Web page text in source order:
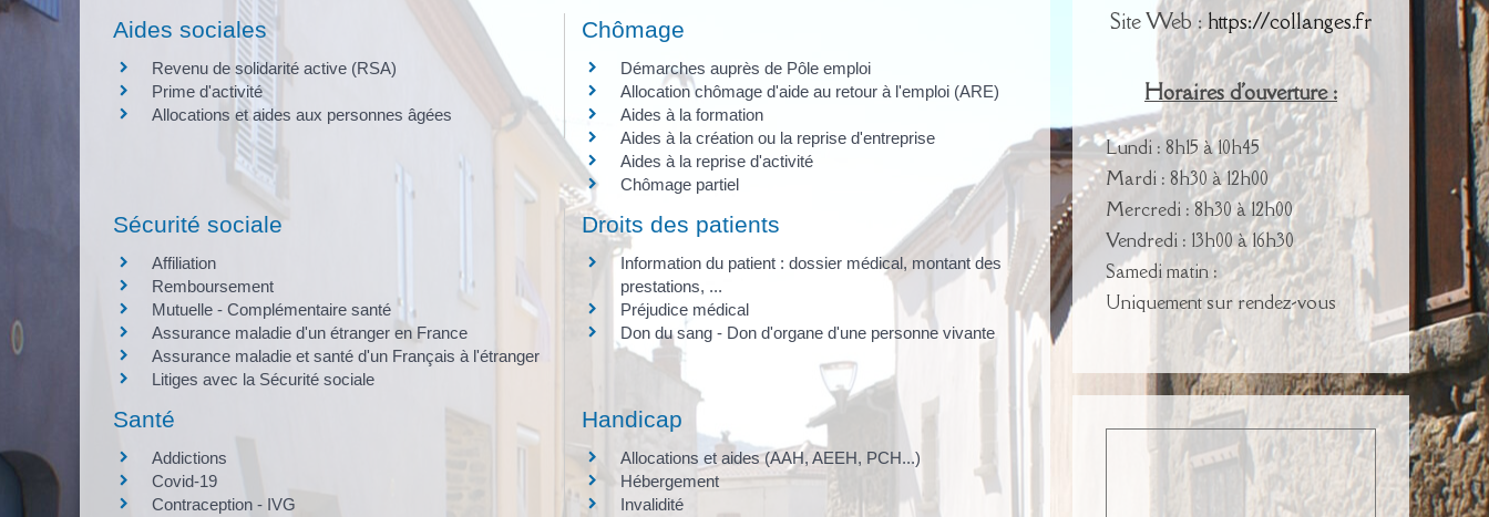
Aides sociales
Revenu de solidarité active (RSA)
Prime d'activité
Allocations et aides aux personnes âgées
Chômage
Démarches auprès de Pôle emploi
Allocation chômage d'aide au retour à l'emploi (ARE)
Aides à la formation
Aides à la création ou la reprise d'entreprise
Aides à la reprise d'activité
Chômage partiel
Sécurité sociale
Affiliation
Remboursement
Mutuelle - Complémentaire santé
Assurance maladie d'un étranger en France
Assurance maladie et santé d'un Français à l'étranger
Litiges avec la Sécurité sociale
Droits des patients
Information du patient : dossier médical, montant des
prestations, ...
Préjudice médical
Don du sang - Don d'organe d'une personne vivante
Santé
Addictions
Covid-19
Contraception - IVG
Handicap
Allocations et aides (AAH, AEEH, PCH...)
Hébergement
Invalidité
Site Web : https://collanges.fr
Horaires d'ouverture :
Lundi : 8h15 à 10h45
Mardi : 8h30 à 12h00
Mercredi : 8h30 à 12h00
Vendredi : 13h00 à 16h30
Samedi matin :
Uniquement sur rendez-vous